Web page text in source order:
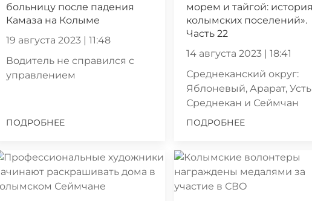
больницу после падения
Камаза на Колыме
19 августа 2023 | 11:48
Водитель не справился с
управлением
ПОДРОБНЕЕ
морем и тайгой: история
колымских поселений».
Часть 22
14 августа 2023 | 18:41
Среднеканский округ:
Яблоневый, Арарат,
Среднекан и Сеймчан
ПОДРОБНЕЕ